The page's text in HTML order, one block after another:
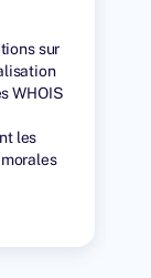
sur
WHOIS
les